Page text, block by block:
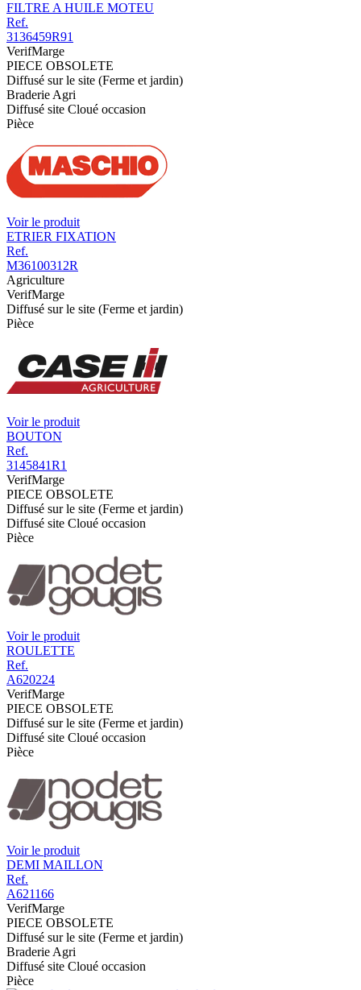
FILTRE A HUILE MOTEU
Ref.
3136459R91
VerifMarge
PIECE OBSOLETE
Diffusé sur le site (Ferme et jardin)
Braderie Agri
Diffusé site Cloué occasion
Pièce
Voir le produit
ETRIER FIXATION
Ref.
M36100312R
Agriculture
VerifMarge
Diffusé sur le site (Ferme et jardin)
Pièce
Voir le produit
BOUTON
Ref.
3145841R1
VerifMarge
PIECE OBSOLETE
Diffusé sur le site (Ferme et jardin)
Diffusé site Cloué occasion
Pièce
Voir le produit
ROULETTE
Ref.
A620224
VerifMarge
PIECE OBSOLETE
Diffusé sur le site (Ferme et jardin)
Diffusé site Cloué occasion
Pièce
Voir le produit
DEMI MAILLON
Ref.
A621166
VerifMarge
PIECE OBSOLETE
Diffusé sur le site (Ferme et jardin)
Braderie Agri
Diffusé site Cloué occasion
Pièce